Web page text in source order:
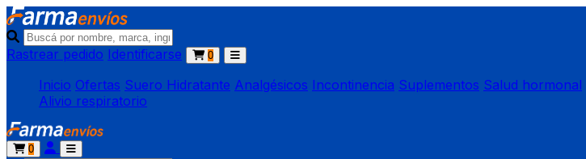
Rastrear pedido Identificarse 0
Inicio Ofertas Suero Hidratante Analgésicos Incontinencia Suplementos Salud hormonal
Alivio respiratorio
0